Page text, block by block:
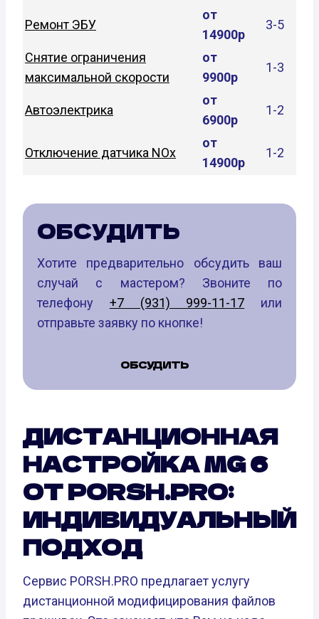
Ремонт ЭБУ
от
14900р
3-5
Снятие ограничения
максимальной скорости
от
9900р
1-3
Автоэлектрика
от
6900р
1-2
Отключение датчика NOx
от
14900р
1-2
ОБСУДИТЬ
Хотите предварительно обсудить ваш
случай с мастером? Звоните по
телефону +7 (931) 999-11-17 или
отправьте заявку по кнопке!
ОБСУДИТЬ
ДИСТАНЦИОННАЯ
НАСТРОЙКА MG 6
ОТ PORSH.PRO:
ИНДИВИДУАЛЬНЫЙ
ПОДХОД
Сервис PORSH.PRO предлагает услугу
дистанционной модифицирования файлов